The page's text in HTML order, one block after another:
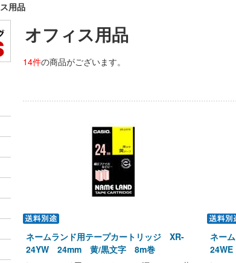
用品
オフィス用品
14件の商品がございます。
ネームランド用テープカートリッジ XR-
24YW 24mm 黄/黒文字 8m巻
ネー